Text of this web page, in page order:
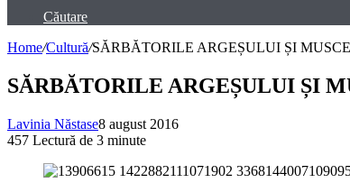
Căutare
Home/Cultură/SĂRBĂTORILE ARGEȘULUI ȘI
SĂRBĂTORILE ARGEȘULUI ȘI
Lavinia Năstase8 august 2016
457 Lectură de 3 minute